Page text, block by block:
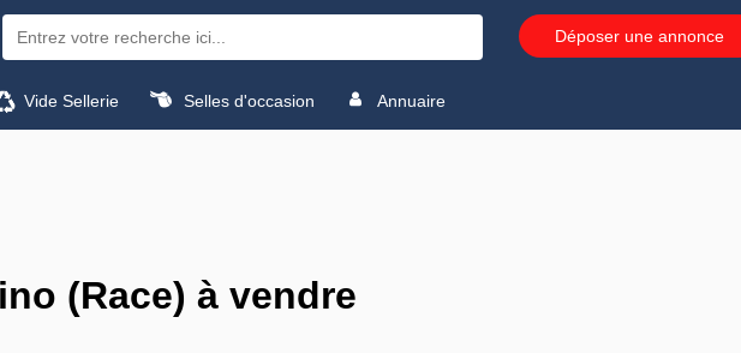
Déposer une annonce
Vide Sellerie Selles d'occasion Annuaire
(Race) à vendre